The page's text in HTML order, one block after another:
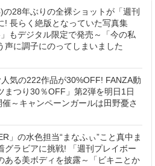
28年ぶりの全裸ショットが「週刊
! 長らく絶版となっていた写真集
」もデジタル限定で発売～「今の私
声に調子にのってしまいました
気の222作品が30%OFF! FANZA動
まつり30％OFF」第2弾を明日1日
～キャンペーンガールは田野憂さ
」の水色担当“まなふぃ”こと真中ま
グラビアに挑戦! 「週刊プレイボー
ある美ボディを披露～「ビキニとか